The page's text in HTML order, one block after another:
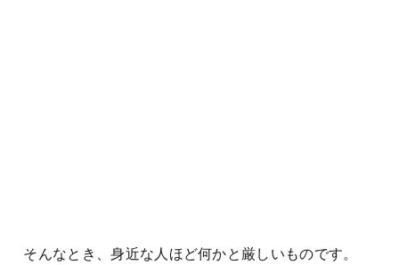
そんなとき、身近な人ほど何かと厳しいものです。